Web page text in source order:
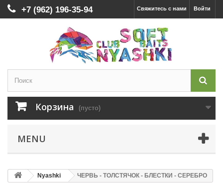
Войти
Свяжитесь с нами
+7 (962) 196-35-94
Корзина (пусто)
MENU
Nyashki ЧЕРВЬ - ТОЛСТЯЧОК - БЛЕСТКИ - СЕРЕБРО